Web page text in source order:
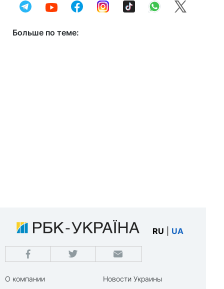
Больше по теме:
RU UA
О компании
Новости Украины